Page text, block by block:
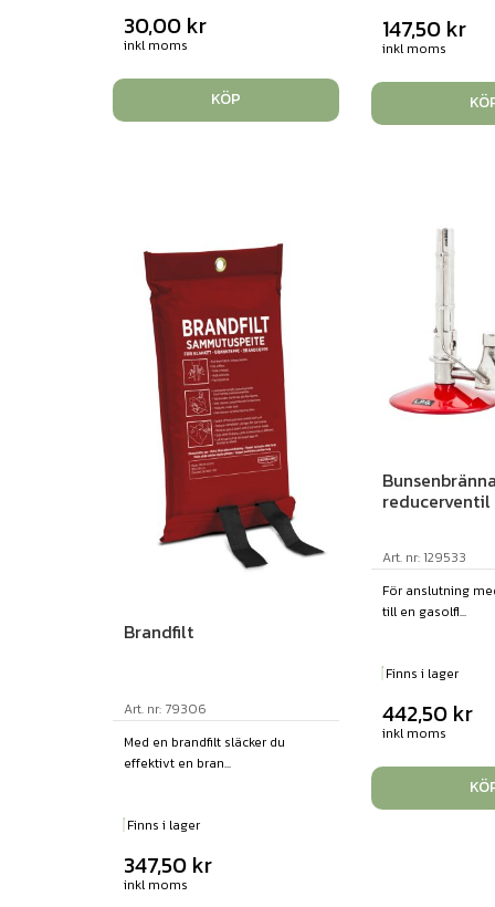
30,00 kr
inkl moms
KÖP
147,50 kr
inkl moms
Brandfilt
Art. nr: 79306
Med en brandfilt släcker du
effektivt en bran...
Finns i lager
347,50 kr
inkl moms
reducerventil
Art. nr: 129533
För anslutning
till en gasolfl...
Finns i lager
442,50 kr
inkl moms